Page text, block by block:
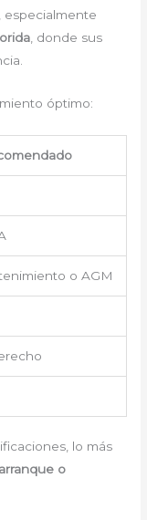
, especialmente
, donde sus
óptimo:
o AGM
lo más
o